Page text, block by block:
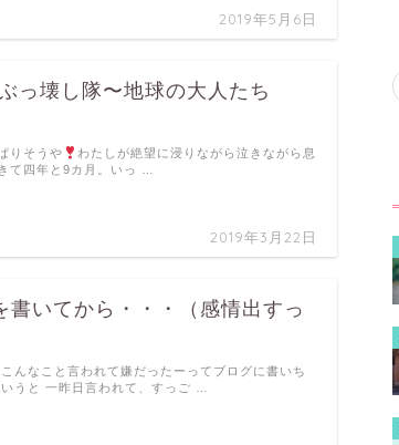
2019年5月6日
っ壊し隊〜地球の大人たち
2019年3月22日
りそうや
わたしが絶望に浸りながら泣きながら息
て四年と9カ月。いっ …
書いてから・・・（感情出すっ
んなこと言われて嫌だったーってブログに書いち
うと 一昨日言われて、すっご …